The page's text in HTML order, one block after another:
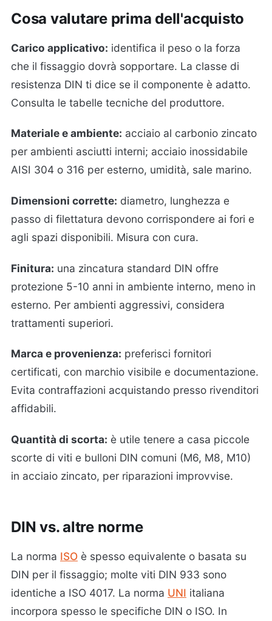
Cosa valutare prima dell'acquisto
Carico applicativo: identifica il peso o la forza
che il fissaggio dovrà sopportare. La classe di
resistenza DIN ti dice se il componente è adatto.
Consulta le tabelle tecniche del produttore.
Materiale e ambiente: acciaio al carbonio zincato
per ambienti asciutti interni; acciaio inossidabile
AISI 304 o 316 per esterno, umidità, sale marino.
Dimensioni corrette: diametro, lunghezza e
passo di filettatura devono corrispondere ai fori e
agli spazi disponibili. Misura con cura.
Finitura: una zincatura standard DIN offre
protezione 5-10 anni in ambiente interno, meno in
esterno. Per ambienti aggressivi, considera
trattamenti superiori.
Marca e provenienza: preferisci fornitori
certificati, con marchio visibile e documentazione.
Evita contraffazioni acquistando presso rivenditori
affidabili.
Quantità di scorta: è utile tenere a casa piccole
scorte di viti e bulloni DIN comuni (M6, M8, M10)
in acciaio zincato, per riparazioni improvvise.
DIN vs. altre norme
La norma ISO è spesso equivalente o basata su
DIN per il fissaggio; molte viti DIN 933 sono
identiche a ISO 4017. La norma UNI italiana
incorpora spesso le specifiche DIN o ISO. In